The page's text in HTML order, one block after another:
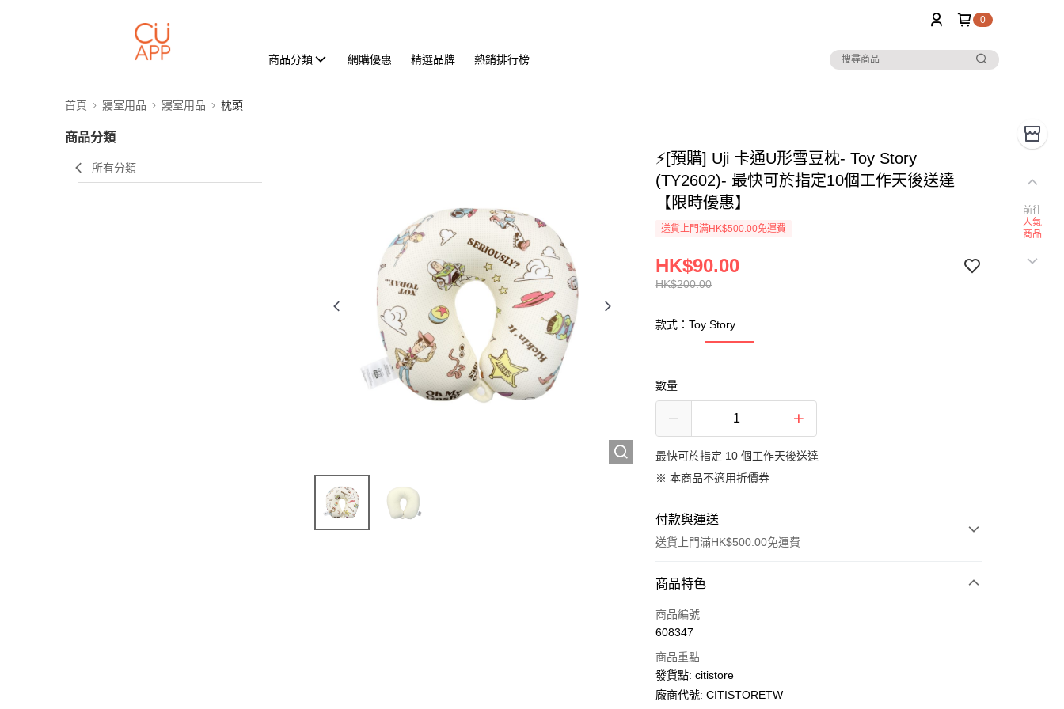
0
商品分類 網購優惠 精選品牌 熱銷排行榜
首頁 寢室用品 寢室用品 枕頭
商品分類
所有分類
⚡[預購] Uji 卡通U形雪豆枕- Toy Story
(TY2602)- 最快可於指定10個工作天後送達
【限時優惠】
送貨上門滿HK$500.00免運費
HK$200.00
HK$90.00
款式：Toy Story
數量
最快可於指定 10 個工作天後送達
※ 本商品不適用折價券
付款與運送
送貨上門滿HK$500.00免運費
付款方式
信用卡
PayMe
WeChat Pay
商品特色
商品編號
608347
商品重點
發貨點: citistore
廠商代號: CITISTORETW
前往
人氣
商品